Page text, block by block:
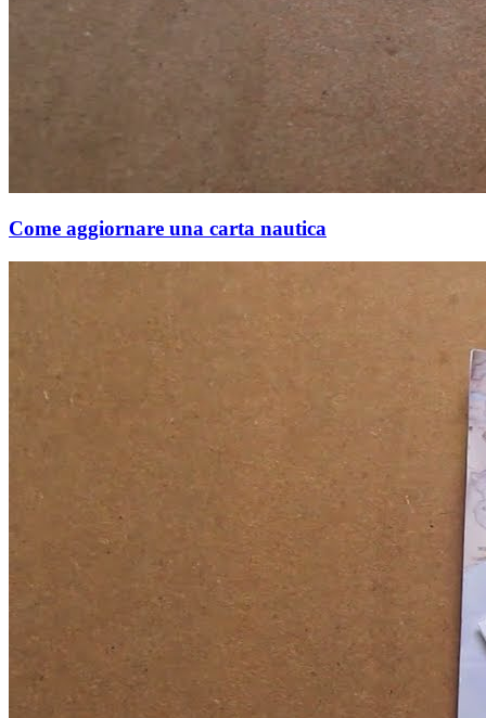
Come aggiornare una carta nautica